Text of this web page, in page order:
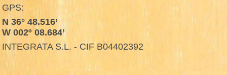
GPS:
N 36° 48.516’
W 002º 08.684’
INTEGRATA S.L. - CIF B04402392